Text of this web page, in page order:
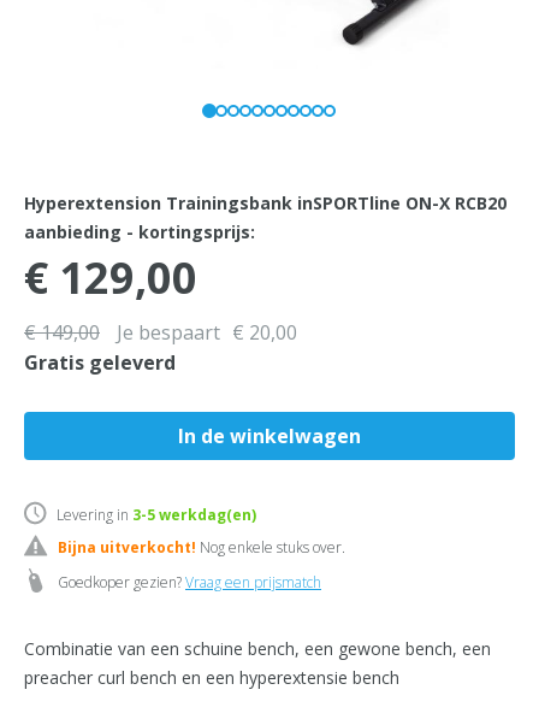
Hyperextension Trainingsbank inSPORTline ON-X RCB20
aanbieding - kortingsprijs:
€ 129,00
€ 149,00 Je bespaart € 20,00
Gratis geleverd
Levering in 3-5werkdag(en)
Bijna uitverkocht! Nog enkele stuks over.
Goedkoper gezien?Vraag een prijsmatch
Combinatie van een schuine bench, een gewone bench, een
preacher curl bench en een hyperextensie bench